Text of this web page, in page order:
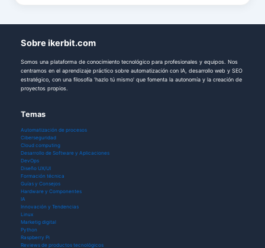
Sobre ikerbit.com
Somos una plataforma de conocimiento tecnológico para profesionales y equipos. Nos
centramos en el aprendizaje práctico sobre automatización con IA, desarrollo web y SEO
estratégico, con una filosofía 'hazlo tú mismo' que fomenta la autonomía y la creación de
proyectos propios.
Temas
Automatización de procesos
Ciberseguridad
Cloud computing
Desarrollo de Software y Aplicaciones
DevOps
Diseño UX/UI
Formación técnica
Guías y Consejos
Hardware y Componentes
IA
Innovación y Tendencias
Linux
Marketig digital
Python
Raspberry Pi
Reviews de productos tecnológicos